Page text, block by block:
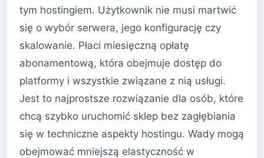
tym hostingiem. Użytkownik nie musi martwić
się o wybór serwera, jego konfigurację czy
skalowanie. Płaci miesięczną opłatę
abonamentową, która obejmuje dostęp do
platformy i wszystkie związane z nią usługi.
Jest to najprostsze rozwiązanie dla osób, które
chcą szybko uruchomić sklep bez zagłębiania
się w techniczne aspekty hostingu. Wady mogą
obejmować mniejszą elastyczność w